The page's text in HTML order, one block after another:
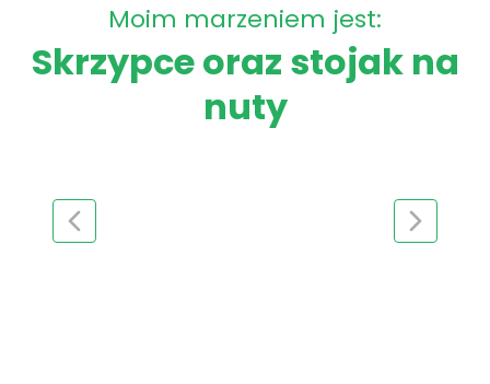
Moim marzeniem jest:
Skrzypce oraz stojak na
nuty